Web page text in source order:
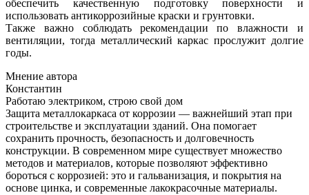
обеспечить качественную подготовку поверхности и
использовать антикоррозийные краски и грунтовки.
Также важно соблюдать рекомендации по влажности и
вентиляции, тогда металлический каркас прослужит долгие
годы.
Мнение автора
Константин
Работаю электриком, строю свой дом
Защита металлокаркаса от коррозии — важнейший этап при
строительстве и эксплуатации зданий. Она помогает
сохранить прочность, безопасность и долговечность
конструкции. В современном мире существует множество
методов и материалов, которые позволяют эффективно
бороться с коррозией: это и гальванизация, и покрытия на
основе цинка, и современные лакокрасочные материалы.